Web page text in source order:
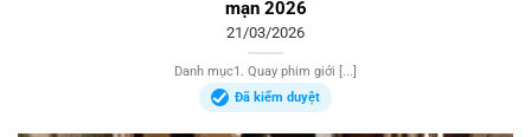
mạn 2026
21/03/2026
Danh mục1. Quay phim giới [...]
Đã kiểm duyệt